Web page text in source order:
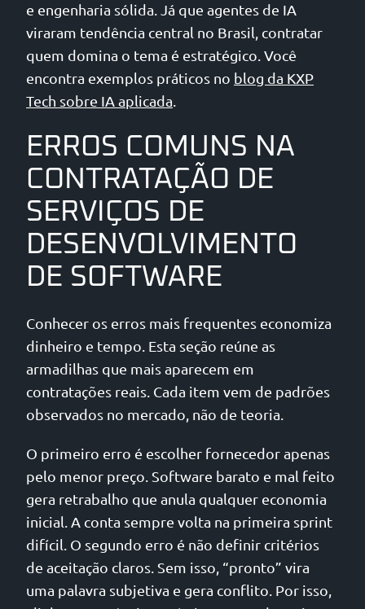
e engenharia sólida. Já que agentes de IA
viraram tendência central no Brasil, contratar
quem domina o tema é estratégico. Você
encontra exemplos práticos no blog da KXP
Tech sobre IA aplicada
ERROS COMUNS NA
CONTRATAÇÃO DE
SERVIÇOS DE
DESENVOLVIMENTO
DE SOFTWARE
Conhecer os erros mais frequentes economiza
dinheiro e tempo. Esta seção reúne as
armadilhas que mais aparecem em
contratações reais. Cada item vem de padrões
observados no mercado, não de teoria.
O primeiro erro é escolher fornecedor apenas
pelo menor preço. Software barato e mal feito
gera retrabalho que anula qualquer economia
inicial. A conta sempre volta na primeira sprint
difícil. O segundo erro é não definir critérios
de aceitação claros. Sem isso, “pronto” vira
uma palavra subjetiva e gera conflito. Por isso,